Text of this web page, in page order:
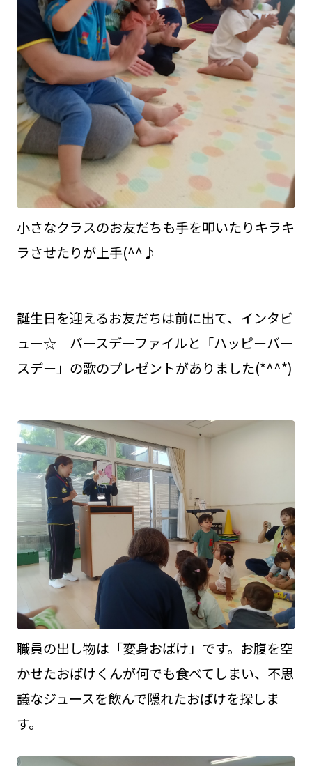
小さなクラスのお友だちも手を叩いたりキラキ
ラさせたりが上手(^^♪
誕生日を迎えるお友だちは前に出て、インタビ
ュー☆ バースデーファイルと「ハッピーバー
スデー」の歌のプレゼントがありました(*^^*)
職員の出し物は「変身おばけ」です。お腹を空
かせたおばけくんが何でも食べてしまい、不思
議なジュースを飲んで隠れたおばけを探しま
す。